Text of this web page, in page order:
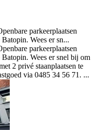
parkeerplaatsen
Wees er sn...
parkeerplaatsen
Wees er snel bij om
2 privé staanplaatsen te
via 0485 34 56 71. ...